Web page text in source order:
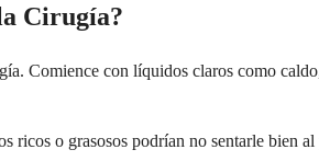
Cirugía?
Comience con líquidos claros como
ricos o grasosos podrían no sentarle